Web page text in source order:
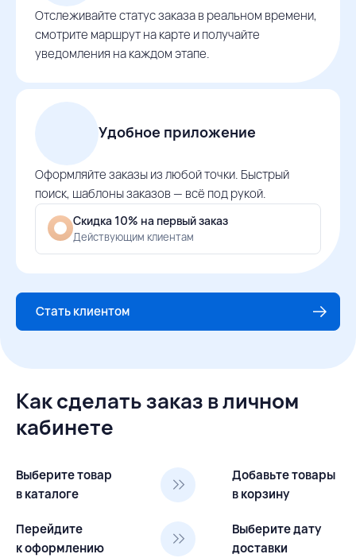
Отслеживайте статус заказа в реальном времени,
смотрите маршрут на карте и получайте
уведомления на каждом этапе.
Удобное приложение
Оформляйте заказы из любой точки. Быстрый
поиск, шаблоны заказов — всё под рукой.
Скидка 10% на первый заказ
Действующим клиентам
Стать клиентом
Как сделать заказ в личном
кабинете
Выберите товар
в каталоге
Добавьте товары
в корзину
Перейдите
к оформлению
Выберите дату
доставки